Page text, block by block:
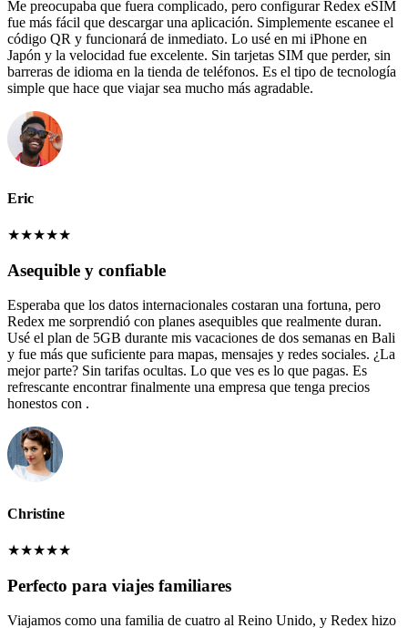
Me preocupaba que fuera complicado, pero configurar Redex eSIM
fue más fácil que descargar una aplicación. Simplemente escanee el
código QR y funcionará de inmediato. Lo usé en mi iPhone en
Japón y la velocidad fue excelente. Sin tarjetas SIM que perder, sin
barreras de idioma en la tienda de teléfonos. Es el tipo de tecnología
simple que hace que viajar sea mucho más agradable.
Eric
★★★★★
Asequible y confiable
Esperaba que los datos internacionales costaran una fortuna, pero
Redex me sorprendió con planes asequibles que realmente duran.
Usé el plan de 5GB durante mis vacaciones de dos semanas en Bali
y fue más que suficiente para mapas, mensajes y redes sociales. ¿La
mejor parte? Sin tarifas ocultas. Lo que ves es lo que pagas. Es
refrescante encontrar finalmente una empresa que tenga precios
honestos con .
Christine
★★★★★
Perfecto para viajes familiares
Viajamos como una familia de cuatro al Reino Unido, y Redex hizo